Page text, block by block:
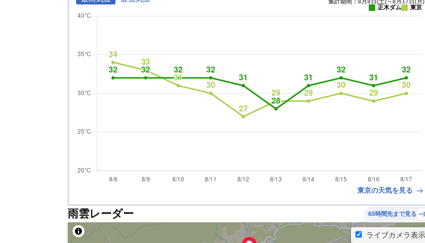
集計期間：8月8日(土)～8月17日(月)
正木ダム
東京
東京の天気を見る
雨雲レーダー 60時間先まで見る